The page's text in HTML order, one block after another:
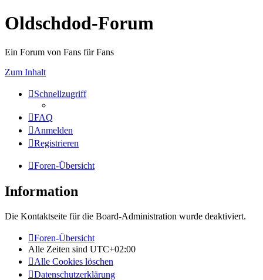
Oldschdod-Forum
Ein Forum von Fans für Fans
Zum Inhalt
Schnellzugriff
FAQ
Anmelden
Registrieren
Foren-Übersicht
Information
Die Kontaktseite für die Board-Administration wurde deaktiviert.
Foren-Übersicht
Alle Zeiten sind UTC+02:00
Alle Cookies löschen
Datenschutzerklärung